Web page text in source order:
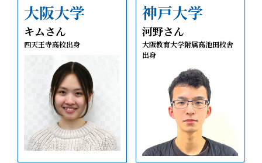
大阪大学
キムさん
四天王寺高校出身
神戸大学
河野さん
大阪教育大学附属高池田校舎
出身